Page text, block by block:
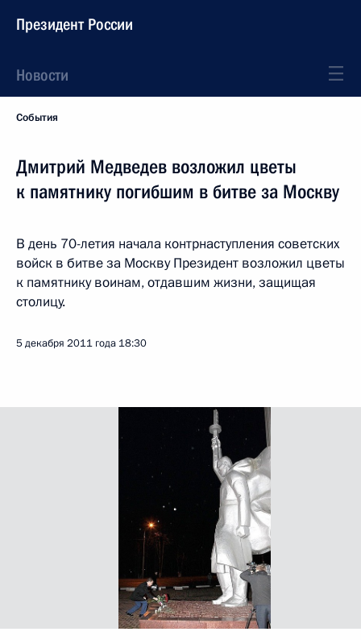
Президент России
Новости
События
Дмитрий Медведев возложил цветы
к памятнику погибшим в битве за Москву
В день 70-летия начала контрнаступления советских
войск в битве за Москву Президент возложил цветы
к памятнику воинам, отдавшим жизни, защищая
столицу.
5 декабря 2011 года 18:30